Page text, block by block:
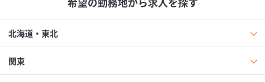
北海道・東北
関東